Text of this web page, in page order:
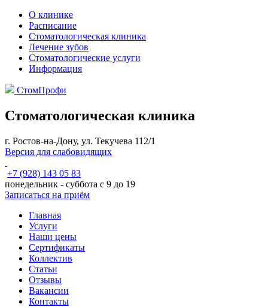
О клинике
Расписание
Стоматологическая клиника
Лечение зубов
Стоматологические услуги
Информация
СтомПрофи
Стоматологическая клиника
г. Ростов-на-Дону, ул. Текучева 112/1
Версия для слабовидящих
+7 (928) 143 05 83
понедельник - суббота с 9 до 19
Записаться на приём
Главная
Услуги
Наши цены
Сертификаты
Коллектив
Статьи
Отзывы
Вакансии
Контакты